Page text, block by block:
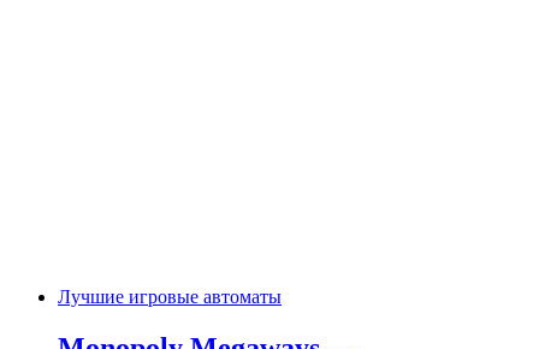
Лучшие игровые автоматы